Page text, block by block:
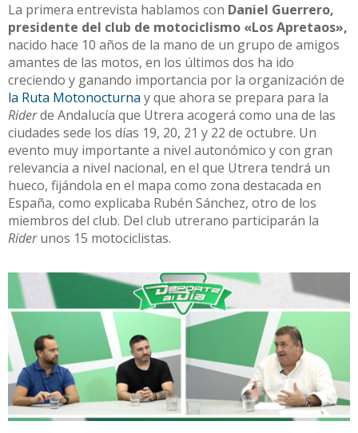
La primera entrevista hablamos con Daniel Guerrero,
presidente del club de motociclismo «Los Apretaos»,
nacido hace 10 años de la mano de un grupo de amigos
amantes de las motos, en los últimos dos ha ido
creciendo y ganando importancia por la organización de
la Ruta Motonocturna y que ahora se prepara para la
Riderde Andalucía que Utrera acogerá como una de las
ciudades sede los días 19, 20, 21 y 22 de octubre. Un
evento muy importante a nivel autonómico y con gran
relevancia a nivel nacional, en el que Utrera tendrá un
hueco, fijándola en el mapa como zona destacada en
España, como explicaba Rubén Sánchez, otro de los
miembros del club. Del club utrerano participarán la
Riderunos 15 motociclistas.